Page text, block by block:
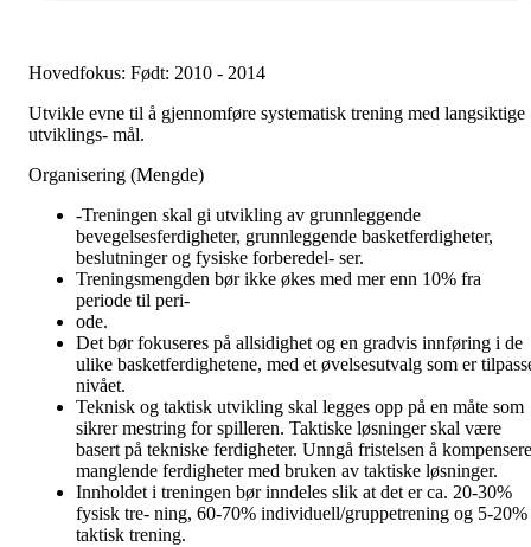
Hovedfokus: Født: 2010 - 2014
Utvikle evne til å gjennomføre systematisk trening med langsiktige
utviklings- mål.
Organisering (Mengde)
-Treningen skal gi utvikling av grunnleggende
bevegelsesferdigheter, grunnleggende basketferdigheter,
beslutninger og fysiske forberedel- ser.
Treningsmengden bør ikke økes med mer enn 10% fra
periode til peri-
ode.
Det bør fokuseres på allsidighet og en gradvis innføring i de
ulike basketferdighetene, med et øvelsesutvalg som er
nivået.
Teknisk og taktisk utvikling skal legges opp på en måte som
sikrer mestring for spilleren. Taktiske løsninger skal være
basert på tekniske ferdigheter. Unngå fristelsen å kompensere
manglende ferdigheter med bruken av taktiske løsninger.
Innholdet i treningen bør inndeles slik at det er ca. 20-30%
fysisk tre- ning, 60-70% individuell/gruppetrening og 5-20%
taktisk trening.